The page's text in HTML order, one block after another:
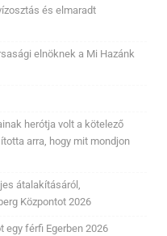
és elmaradt
elnöknek a Mi Hazánk
herótja volt a kötelező
arra, hogy mit mondjon
átalakításáról,
Központot 2026
egy férfi Egerben 2026